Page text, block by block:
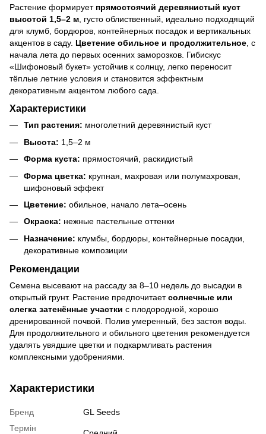
Растение формирует прямостоячий деревянистый куст
высотой 1,5–2 м , густо облиственный, идеально подходящий
для клумб, бордюров, контейнерных посадок и вертикальных
акцентов в саду. Цветение обильное и продолжительное , с
начала лета до первых осенних заморозков. Гибискус
«Шифоновый букет» устойчив к солнцу, легко переносит
тёплые летние условия и становится эффектным
декоративным акцентом любого сада.
Характеристики
Тип растения: многолетний деревянистый куст
Высота: 1,5–2 м
Форма куста: прямостоячий, раскидистый
Форма цветка: крупная, махровая или полумахровая,
шифоновый эффект
Цветение: обильное, начало лета–осень
Окраска: нежные пастельные оттенки
Назначение: клумбы, бордюры, контейнерные посадки,
декоративные композиции
Рекомендации
Семена высевают на рассаду за 8–10 недель до высадки в
открытый грунт. Растение предпочитаетсолнечные или
слегка затенённые участки с плодородной, хорошо
дренированной почвой. Полив умеренный, без застоя воды.
Для продолжительного и обильного цветения рекомендуется
удалять увядшие цветки и подкармливать растения
комплексными удобрениями.
Характеристики
Бренд
GL Seeds
Термін